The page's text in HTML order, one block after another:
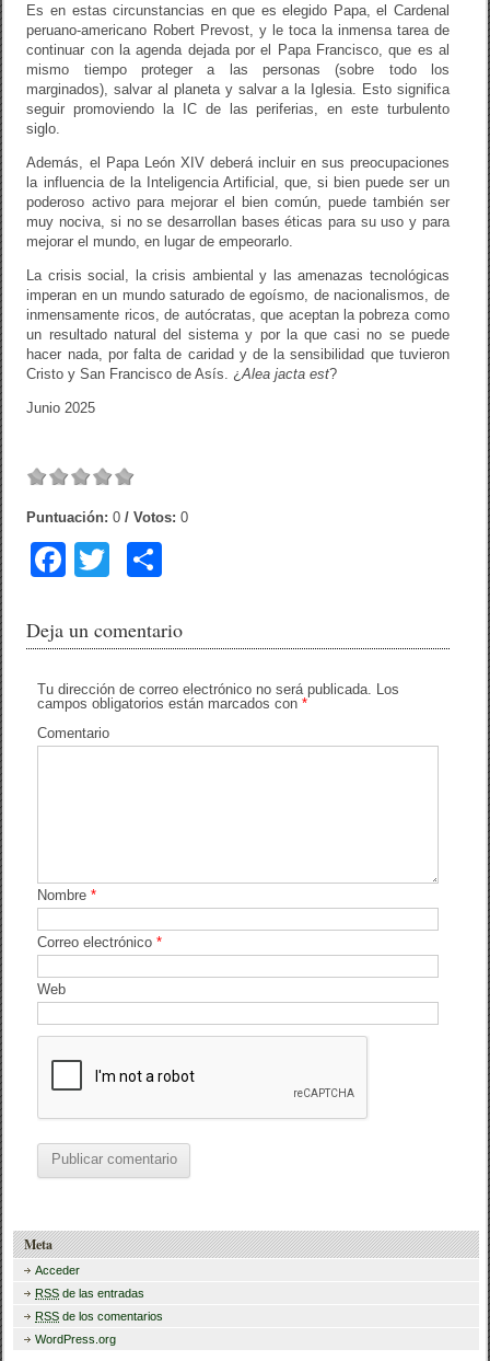
Es en estas circunstancias en que es elegido Papa, el Cardenal
peruano-americano Robert Prevost, y le toca la inmensa tarea de
continuar con la agenda dejada por el Papa Francisco, que es al
mismo tiempo proteger a las personas (sobre todo los
marginados), salvar al planeta y salvar a la Iglesia. Esto significa
seguir promoviendo la IC de las periferias, en este turbulento
siglo.
Además, el Papa León XIV deberá incluir en sus preocupaciones
la influencia de la Inteligencia Artificial, que, si bien puede ser un
poderoso activo para mejorar el bien común, puede también ser
muy nociva, si no se desarrollan bases éticas para su uso y para
mejorar el mundo, en lugar de empeorarlo.
La crisis social, la crisis ambiental y las amenazas tecnológicas
imperan en un mundo saturado de egoísmo, de nacionalismos, de
inmensamente ricos, de autócratas, que aceptan la pobreza como
un resultado natural del sistema y por la que casi no se puede
hacer nada, por falta de caridad y de la sensibilidad que tuvieron
Cristo y San Francisco de Asís. ¿Alea jacta est?
Junio 2025
Puntuación:0 / Votos:0
F
c
b
o
T
tt
m
ar
Deja un comentario
Tu dirección de correo electrónico no será publicada. Los
campos obligatorios están marcados con*
Comentario
Nombre*
Correo electrónico*
Web
Meta
Acceder
RSS de las entradas
RSS de los comentarios
WordPress.org